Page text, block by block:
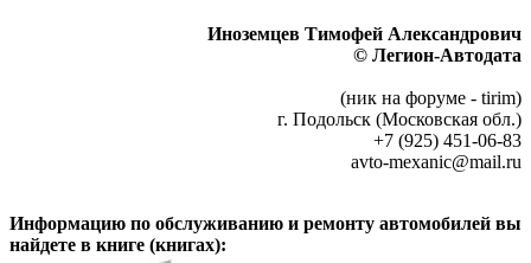
Иноземцев Тимофей Александрович
© Легион-Автодата
(ник на форуме - tirim)
г. Подольск (Московская обл.)
+7 (925) 451-06-83
avto-mexanic@mail.ru
Информацию по обслуживанию и ремонту автомобилей вы
найдете в книге (книгах):